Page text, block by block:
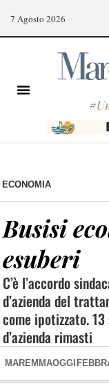
7 Agosto 2026
#
ECONOMIA
Busisi
esuberi
C’è l’accordo
d’azienda del
come ipotizzato.
d’azienda rimasti
MAREMMAOGGI